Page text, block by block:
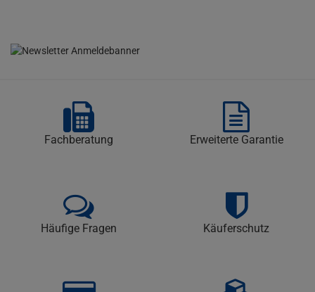
Fachberatung Erweiterte Garantie
Häufige Fragen Käuferschutz